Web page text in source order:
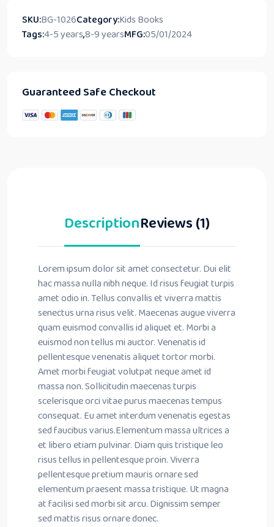
Find
Melody!
SKU:BG-1026Category:Kids Books
Tags:4-5 years,8-9 yearsMFG:05/01/2024
Guaranteed Safe Checkout
DescriptionReviews (1)
Lorem ipsum dolor sit amet consectetur. Dui elit
hac massa nulla nibh neque. Id risus feugiat turpis
amet odio in. Tellus convallis et viverra mattis
senectus urna risus velit. Maecenas augue viverra
quam euismod convallis id aliquet et. Morbi a
euismod non tellus mi auctor. Venenatis id
pellentesque venenatis aliquet tortor morbi.
Amet morbi feugiat volutpat neque amet id
massa non. Sollicitudin maecenas turpis
scelerisque orci vitae purus maecenas tempus
consequat. Eu amet interdum venenatis egestas
sed faucibus varius.Elementum massa ultrices a
et libero etiam pulvinar. Diam quis tristique leo
risus tellus in pellentesque proin. Viverra
pellentesque pretium mauris ornare sed
elementum praesent massa tristique. Ut magna
at facilisi sed morbi sit arcu. Dignissim semper
sed mattis risus ornare donec.